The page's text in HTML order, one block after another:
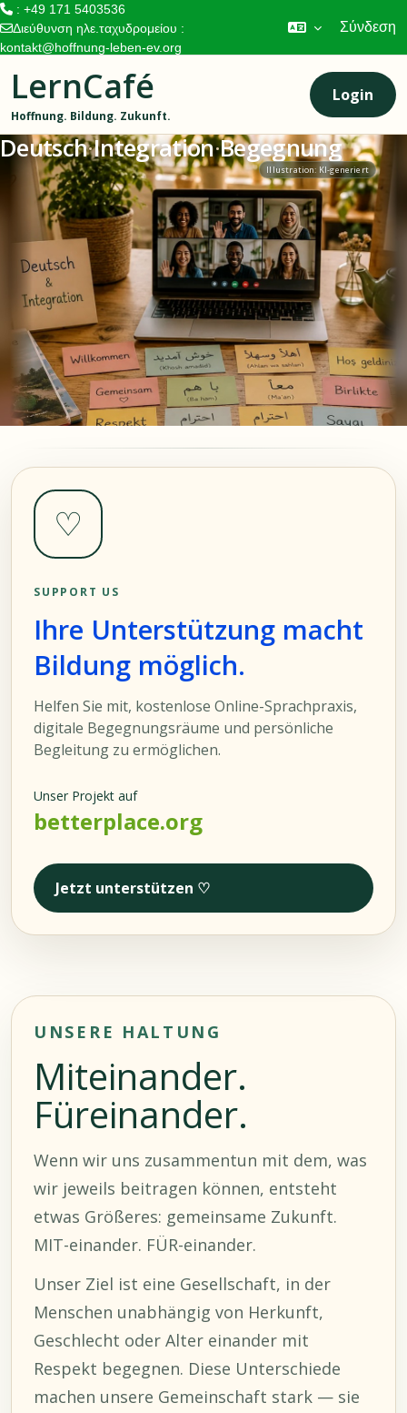
LernCafé
Hoffnung. Bildung. Zukunft.
Login
Deutsch·Integration·Begegnung
Illustration: KI-generiert
♡
SUPPORT US
Ihre Unterstützung macht
Bildung möglich.
Helfen Sie mit, kostenlose Online-Sprachpraxis,
digitale Begegnungsräume und persönliche
Begleitung zu ermöglichen.
Unser Projekt auf
betterplace.org
Jetzt unterstützen ♡
UNSERE HALTUNG
Miteinander.
Füreinander.
Wenn wir uns zusammentun mit dem, was
wir jeweils beitragen können, entsteht
etwas Größeres: gemeinsame Zukunft.
MIT-einander. FÜR-einander.
Unser Ziel ist eine Gesellschaft, in der
Menschen unabhängig von Herkunft,
Geschlecht oder Alter einander mit
Respekt begegnen. Diese Unterschiede
machen unsere Gemeinschaft stark — sie
: +49 171 5403536
Διεύθυνση ηλε.ταχυδρομείου :
kontakt@hoffnung-leben-ev.org
Σύνδεση